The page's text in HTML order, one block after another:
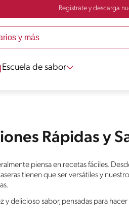
Registrate y descarga
Escuela de sabor
Rápidas y
piensa en recetas fáciles.
tienen que ser versátiles y
y delicioso sabor, pensadas para